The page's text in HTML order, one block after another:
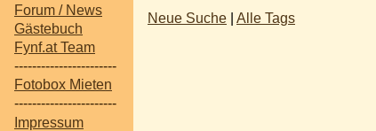
Forum / News
Gästebuch
Fynf.at Team
-----------------------
Fotobox Mieten
-----------------------
Impressum
Neue Suche Alle Tags